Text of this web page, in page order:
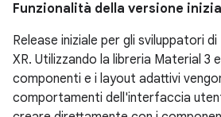
Funzionalità della versione
Release iniziale per gli sviluppatori
XR. Utilizzando la libreria Material 3
componenti e i layout adattivi
comportamenti dell'interfaccia